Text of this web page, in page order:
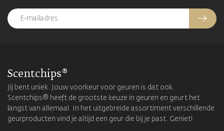
Scentchips®
Jij bent uniek. Jouw voorkeur voor geuren is dat ook.
Scentchips® heeft de grootste keuze in geuren en geurt het
langst van allemaal. In het uitgebreide assortiment verschillende
geurproducten vind je altijd een geur die bij je past. Geniet!